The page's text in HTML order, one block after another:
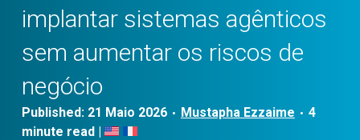
implantar sistemas agênticos
sem aumentar os riscos de
negócio
Published: 21 Maio 2026 • Mustapha Ezzaime •
|